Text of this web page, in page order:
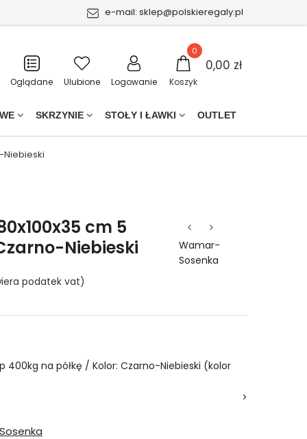
e-mail: sklep@polskieregaly.pl
Oglądane Ulubione Logowanie Koszyk
0
0,00 zł
SKRZYNIE STOŁY I ŁAWKI OUTLET
Niebieski
cm 5
Niebieski
Wamar-
Sosenka
podatek vat)
400kg na półkę / Kolor: Czarno-Niebieski (kolor
>